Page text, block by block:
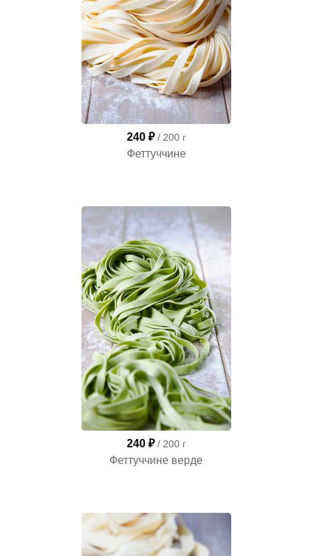
240 ₽ / 200 г
Феттуччине
240 ₽ / 200 г
Феттуччине верде